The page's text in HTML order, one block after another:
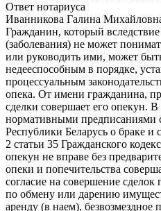
Ответ нотариуса
Иванникова Галина
Гражданин, который
(заболевания) не может
или руководить ими, может
недееспособным в порядке,
процессуальным
опека. От имени гражданина,
сделки совершает его опекун. В
нормативными предписаниями
Республики Беларусь о браке и
2 статьи 35 Гражданского
опекун не вправе без
опеки и попечительства
согласие на совершение
по обмену или дарению
аренду (в наем), безвозмездное